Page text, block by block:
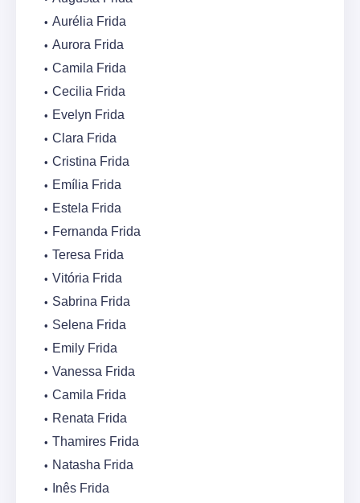
Aurélia Frida
Aurora Frida
Camila Frida
Cecilia Frida
Evelyn Frida
Clara Frida
Cristina Frida
Emília Frida
Estela Frida
Fernanda Frida
Teresa Frida
Vitória Frida
Sabrina Frida
Selena Frida
Emily Frida
Vanessa Frida
Camila Frida
Renata Frida
Thamires Frida
Natasha Frida
Inês Frida